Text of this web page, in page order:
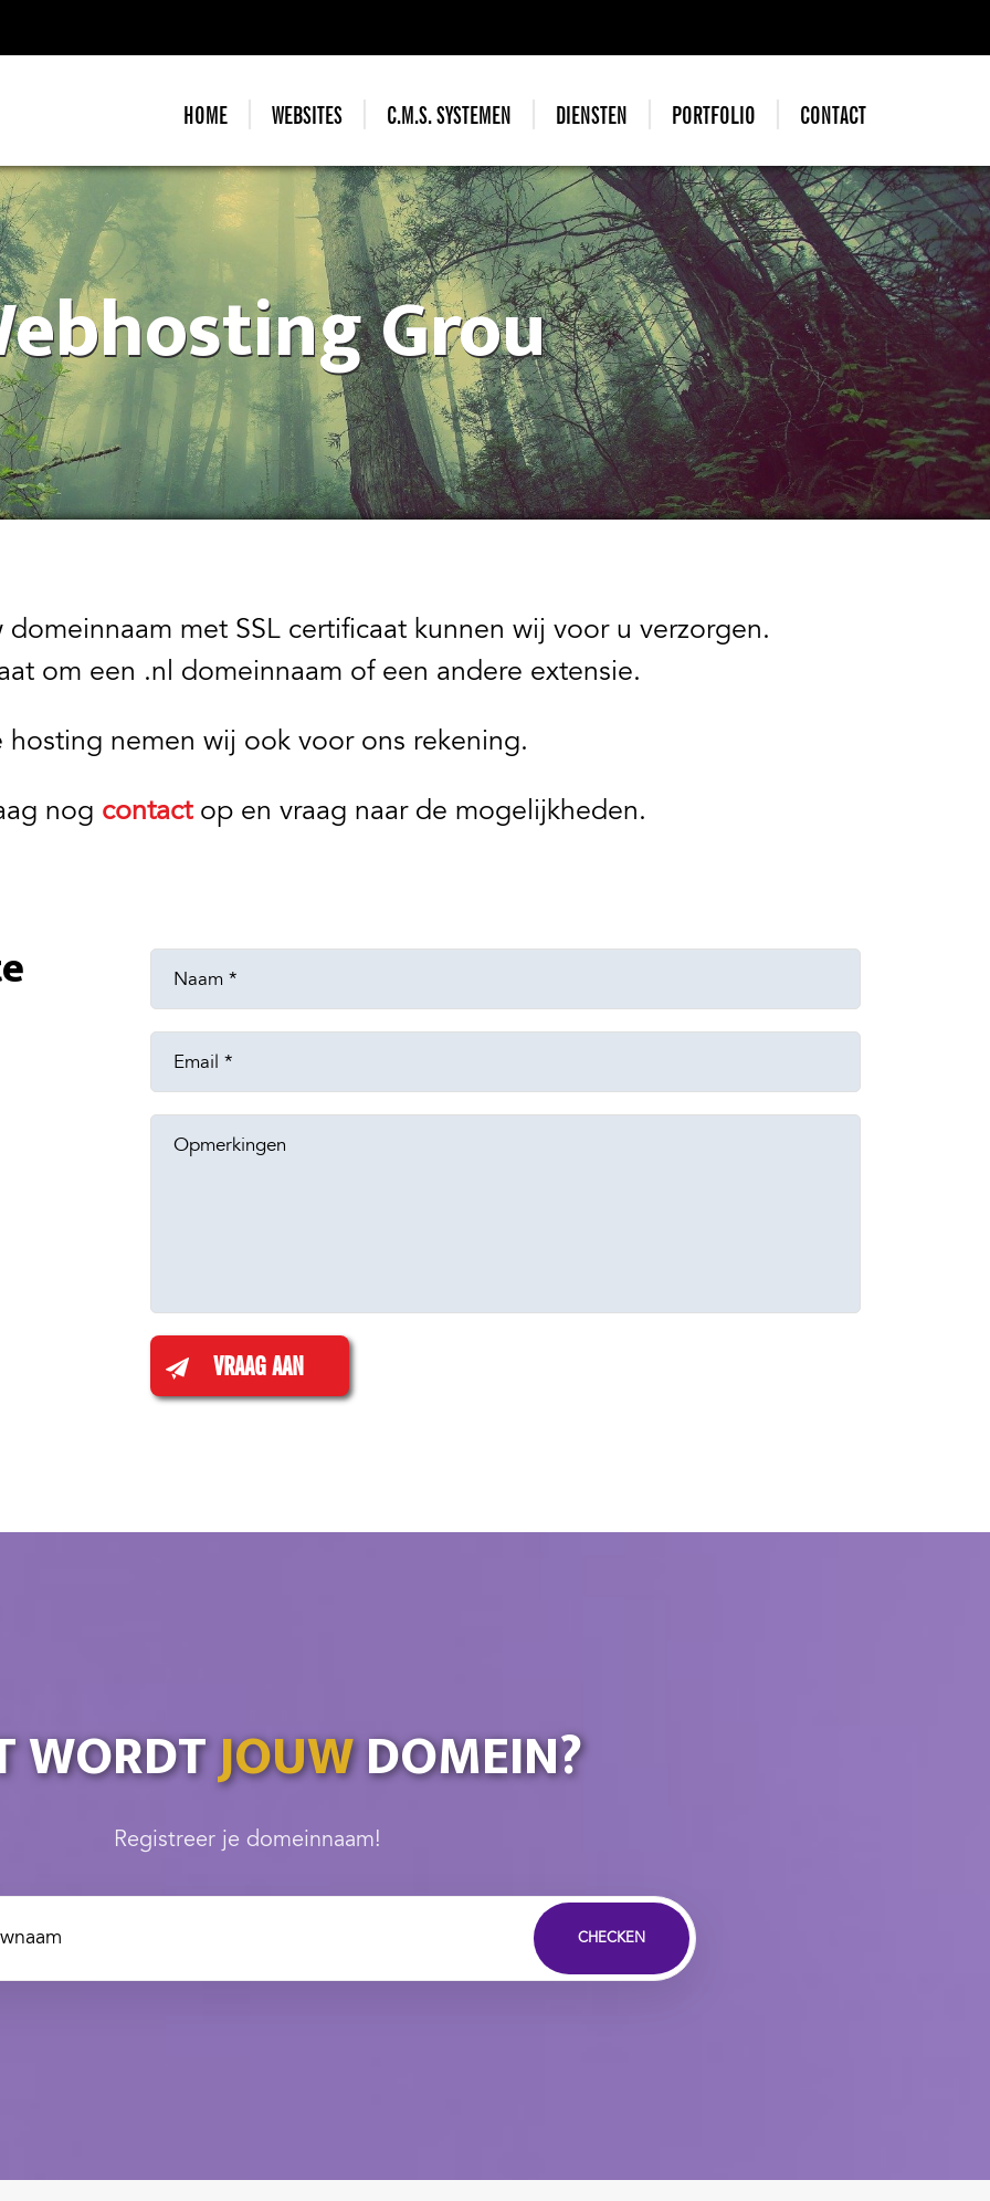
HOME WEBSITES C.M.S. SYSTEMEN DIENSTEN PORTFOLIO CONTACT
Grou
met SSL certificaat kunnen wij voor u verzorgen.
om een .nl domeinnaam of een andere extensie.
hosting nemen wij ook voor ons rekening.
nog contactop en vraag naar de mogelijkheden.
VRAAG AAN
WORDTJOUWDOMEIN?
Registreer je domeinnaam!
CHECKEN